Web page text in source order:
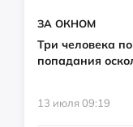
ЗА ОКНОМ
Три человека
попадания
13 июля 09:19